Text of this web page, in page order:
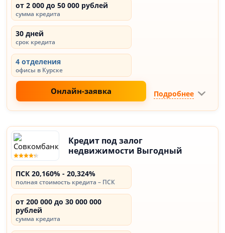
от 2 000 до 50 000 рублей
сумма кредита
30 дней
срок кредита
4 отделения
офисы в Курске
Онлайн-заявка Подробнее
Кредит под залог
недвижимости Выгодный
ПСК 20,160% - 20,324%
полная стоимость кредита – ПСК
от 200 000 до 30 000 000
рублей
сумма кредита